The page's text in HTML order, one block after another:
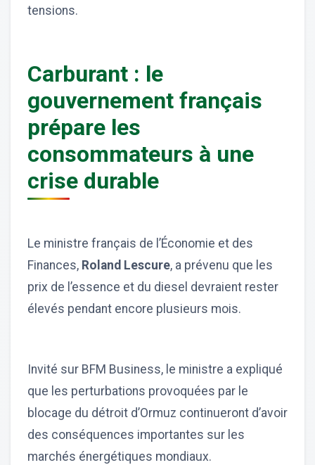
tensions.
Carburant : le
gouvernement français
prépare les
consommateurs à une
crise durable
Le ministre français de l’Économie et des
Finances, Roland Lescure, a prévenu que les
prix de l’essence et du diesel devraient rester
élevés pendant encore plusieurs mois.
Invité sur BFM Business, le ministre a expliqué
que les perturbations provoquées par le
blocage du détroit d’Ormuz continueront d’avoir
des conséquences importantes sur les
marchés énergétiques mondiaux.